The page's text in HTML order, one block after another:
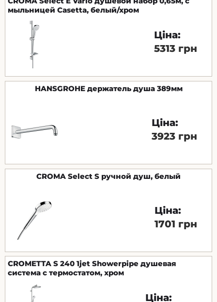
мыльницей Casetta, белый/хром
Ціна:
5313 грн
HANSGROHE держатель душа 389мм
Ціна:
3923 грн
CROMA Select S ручной душ, белый
Ціна:
1701 грн
CROMETTA S 240 1jet Showerpipe душевая
система c термостатом, хром
Ціна: